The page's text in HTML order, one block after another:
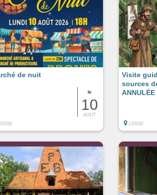
le
10
AOUT
de nuit
Visite
sources
ANNULÉE
LOSSE